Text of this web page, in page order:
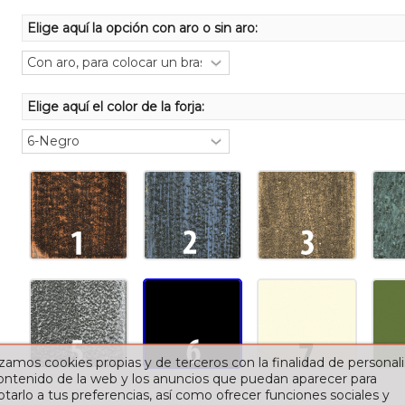
Elige aquí el color de la forja:
Elige aquí la opción con aro o sin aro:
cookies propias y de terceros con la finalidad de
de la web y los anuncios que puedan aparecer para
a tus preferencias, así como ofrecer funciones sociales y